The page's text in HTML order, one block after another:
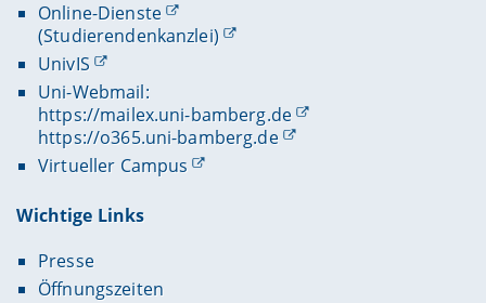
Online-Dienste
(Studierendenkanzlei)
UnivIS
Uni-Webmail:
https://mailex.uni-bamberg.de
https://o365.uni-bamberg.de
Virtueller Campus
Wichtige Links
Presse
Öffnungszeiten